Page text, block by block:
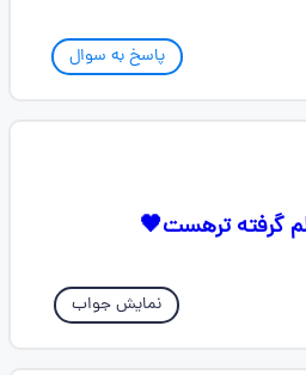
پاسخ به سوال
گرفته ترهست🖤
نمایش جواب